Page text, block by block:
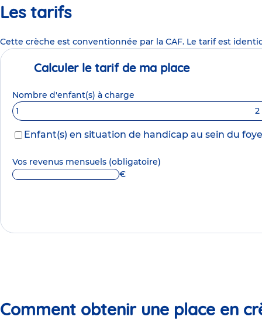
Les tarifs
Cette crèche est conventionnée par la CAF. Le tarif est
Calculer le tarif de ma place
Nombre d'enfant(s) à charge
1
2
Enfant(s) en situation de handicap au sein du
Vos revenus mensuels (obligatoire)
€
Comment obtenir une place en